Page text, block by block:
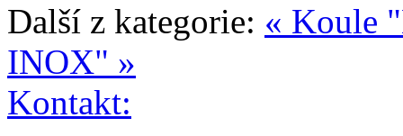
Další z kategorie: « Koule
INOX" »
Kontakt: